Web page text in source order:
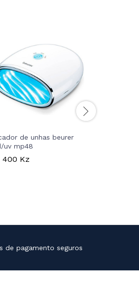
de unhas beurer
uv mp48
400 Kz
de pagamento seguros